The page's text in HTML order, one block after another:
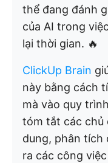
thể đang đánh
của AI trong
lại thời gian. 🔥
ClickUp Brain
này bằng cách
mà vào quy
tóm tắt các chủ
dung, phân tích
ra các công